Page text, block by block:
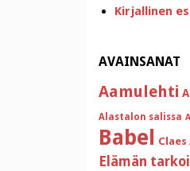
Kirjallinen
AVAINSANAT
Aamulehti
Alastalon salissa
Babel Claes
Elämän